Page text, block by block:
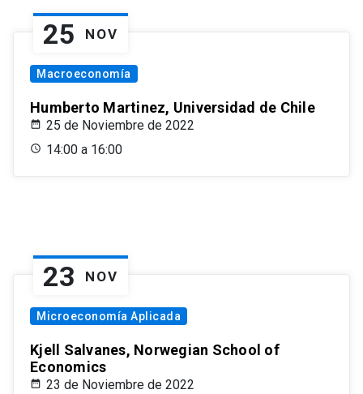
25 NOV
Macroeconomía
Humberto Martinez, Universidad de Chile
25 de Noviembre de 2022
14:00 a 16:00
23 NOV
Microeconomía Aplicada
Kjell Salvanes, Norwegian School of
Economics
23 de Noviembre de 2022